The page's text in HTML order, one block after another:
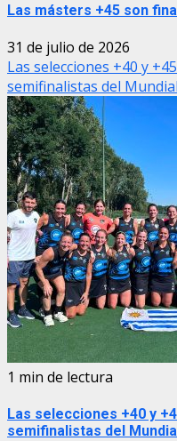
Las másters +45 son
31 de julio de 2026
Las selecciones +40 y
semifinalistas del
1 min de lectura
Las selecciones +40 y
semifinalistas del